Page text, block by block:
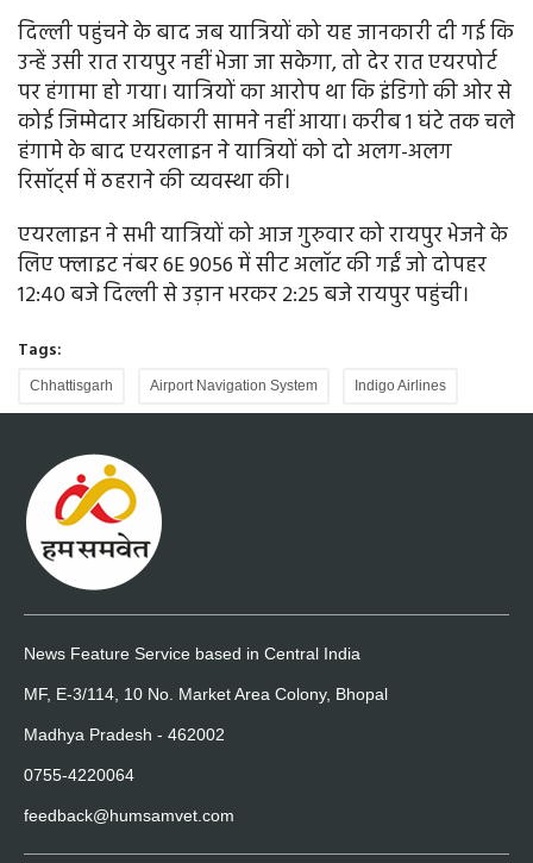
दिल्ली पहुंचने के बाद जब यात्रियों को यह जानकारी दी गई कि
उन्हें उसी रात रायपुर नहीं भेजा जा सकेगा, तो देर रात एयरपोर्ट
पर हंगामा हो गया। यात्रियों का आरोप था कि इंडिगो की ओर से
कोई जिम्मेदार अधिकारी सामने नहीं आया। करीब 1 घंटे तक चले
हंगामे के बाद एयरलाइन ने यात्रियों को दो अलग-अलग
रिसॉर्ट्स में ठहराने की व्यवस्था की।
एयरलाइन ने सभी यात्रियों को आज गुरुवार को रायपुर भेजने के
लिए फ्लाइट नंबर 6E 9056 में सीट अलॉट की गईं जो दोपहर
12:40 बजे दिल्ली से उड़ान भरकर 2:25 बजे रायपुर पहुंची।
Tags:
Chhattisgarh Airport Navigation System Indigo Airlines
News Feature Service based in Central India
MF, E-3/114, 10 No. Market Area Colony, Bhopal
Madhya Pradesh - 462002
0755-4220064
feedback@humsamvet.com